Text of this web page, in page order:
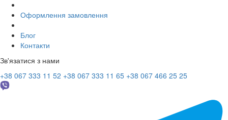
Оформлення замовлення
Блог
Контакти
Зв'язатися з нами
+38 067 333 11 52 +38 067 333 11 65 +38 067 466 25 25